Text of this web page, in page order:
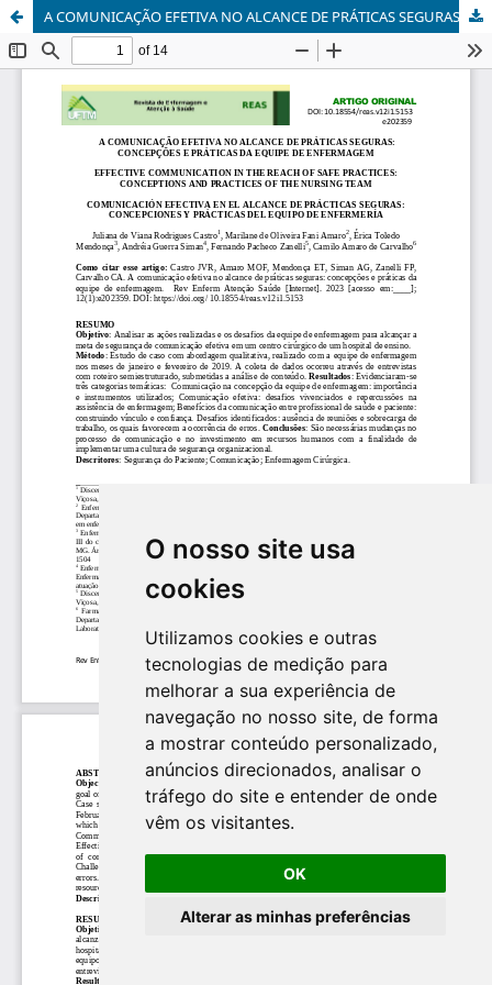
O nosso site usa
cookies
Utilizamos cookies e outras
tecnologias de medição para
melhorar a sua experiência de
navegação no nosso site, de forma
a mostrar conteúdo personalizado,
anúncios direcionados, analisar o
tráfego do site e entender de onde
vêm os visitantes.
OK
Alterar as minhas preferências
A COMUNICAÇÃO EFETIVA NO ALCANCE DE PRÁTICAS SEGURAS: CONCEPÇÕES E PRÁTICAS